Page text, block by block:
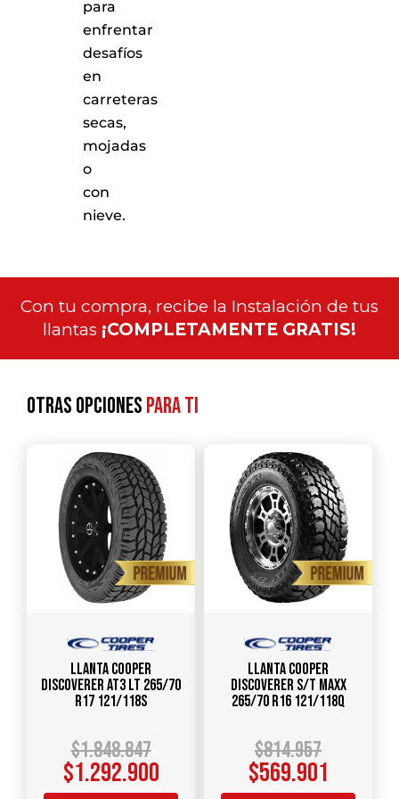
para
enfrentar
desafíos
en
carreteras
secas,
mojadas
o
con
nieve.
Con tu compra, recibe la Instalación de tus
llantas ¡COMPLETAMENTE GRATIS!
Otras opcionespara ti
Llanta COOPER
DISCOVERER AT3 LT 265/70
R17 121/118S
$1.848.847
$1.292.900
Llanta COOPER
Discoverer S/T Maxx
265/70 R16 121/118Q
$814.957
$569.901